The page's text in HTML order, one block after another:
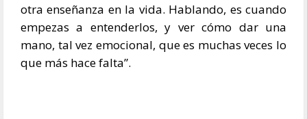
otra enseñanza en la vida. Hablando, es cuando
empezas a entenderlos, y ver cómo dar una
mano, tal vez emocional, que es muchas veces lo
que más hace falta”.